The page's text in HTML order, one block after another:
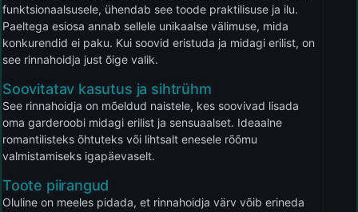
funktsionaalsusele, ühendab see toode praktilisuse ja ilu.
Paeltega esiosa annab sellele unikaalse välimuse, mida
konkurendid ei paku. Kui soovid eristuda ja midagi erilist, on
see rinnahoidja just õige valik.
Soovitatav kasutus ja sihtrühm
See rinnahoidja on mõeldud naistele, kes soovivad lisada
oma garderoobi midagi erilist ja sensuaalset. Ideaalne
romantilisteks õhtuteks või lihtsalt enesele rõõmu
valmistamiseks igapäevaselt.
Toote piirangud
Oluline on meeles pidada, et rinnahoidja värv võib erineda